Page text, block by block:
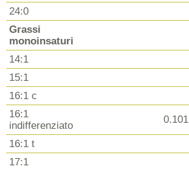
24:0
Grassi
monoinsaturi
14:1
15:1
16:1 c
16:1
indifferenziato
0.101
16:1 t
17:1